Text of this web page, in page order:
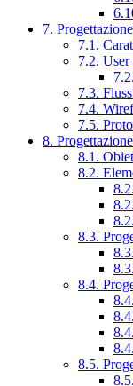
7.
7.1.
7.2. User
7.3.
7.4.
7.5.
8.
8.1.
8.2.
8.3.
8.4.
8.5.